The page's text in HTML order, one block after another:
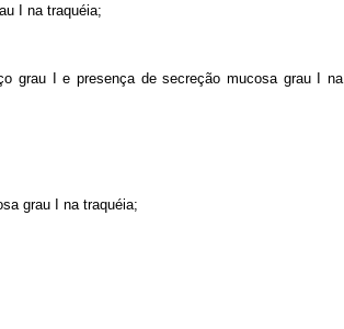
I na traquéia;
grau I e presença de secreção mucosa grau I na
grau I na traquéia;